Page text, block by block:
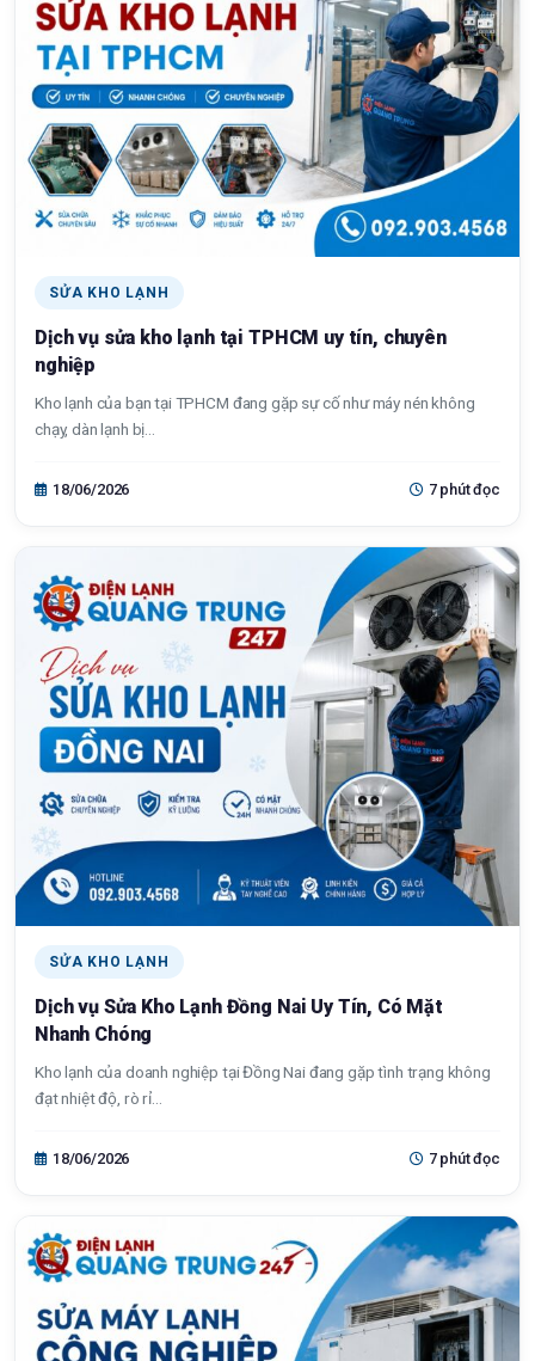
SỬA KHO LẠNH
Dịch vụ sửa kho lạnh tại TPHCM uy tín, chuyên
nghiệp
Kho lạnh của bạn tại TPHCM đang gặp sự cố như máy nén không
chạy, dàn lạnh bị...
18/06/2026 7 phút đọc
SỬA KHO LẠNH
Dịch vụ Sửa Kho Lạnh Đồng Nai Uy Tín, Có Mặt
Nhanh Chóng
Kho lạnh của doanh nghiệp tại Đồng Nai đang gặp tình trạng không
đạt nhiệt độ, rò rỉ...
18/06/2026 7 phút đọc